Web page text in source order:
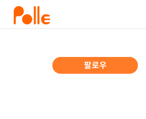
팔로우